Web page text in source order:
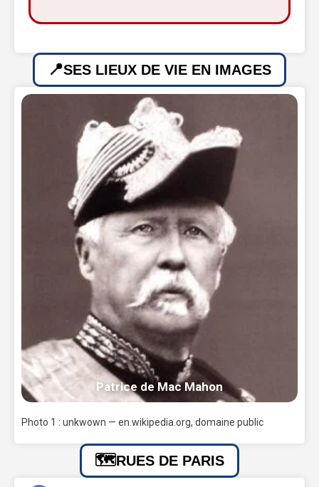
SES LIEUX DE VIE EN IMAGES
Patrice de Mac Mahon
Photo 1 : unkwown — en.wikipedia.org, domaine public
RUES DE PARIS